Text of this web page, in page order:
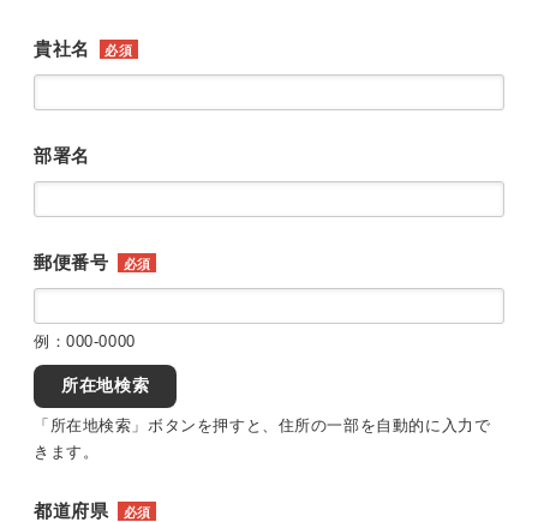
貴社名 必須
部署名
郵便番号 必須
例：000-0000
所在地検索
「所在地検索」ボタンを押すと、住所の一部を自動的に入力で
きます。
都道府県 必須